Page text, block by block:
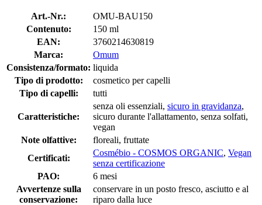
Art.-Nr.:
OMU-BAU150
Contenuto:
150 ml
EAN:
3760214630819
Marca:
Omum
Consistenza/formato: liquida
Tipo di prodotto:
cosmetico per capelli
Tipo di capelli:
tutti
Caratteristiche:
senza oli essenziali, sicuro in gravidanza,
sicuro durante l'allattamento, senza solfati,
vegan
Note olfattive:
floreali, fruttate
Certificati:
Cosmébio - COSMOS ORGANIC, Vegan
senza certificazione
PAO:
6 mesi
Avvertenze sulla
conservazione:
conservare in un posto fresco, asciutto e al
riparo dalla luce